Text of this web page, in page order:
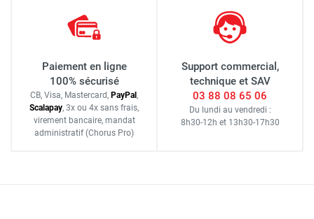
Paiement en ligne
100% sécurisé
CB, Visa, Mastercard, PayPal,
Scalapay, 3x ou 4x sans frais,
virement bancaire, mandat
administratif (Chorus Pro)
Support commercial,
technique et SAV
03 88 08 65 06
Du lundi au vendredi :
8h30-12h et 13h30-17h30